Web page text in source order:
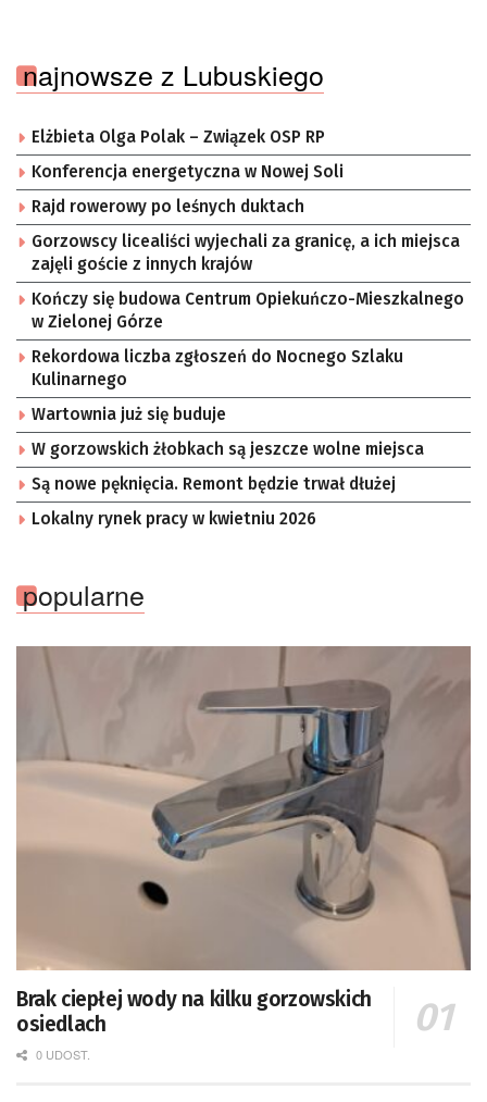
najnowsze z Lubuskiego
Elżbieta Olga Polak – Związek OSP RP
Konferencja energetyczna w Nowej Soli
Rajd rowerowy po leśnych duktach
Gorzowscy licealiści wyjechali za granicę, a ich miejsca
zajęli goście z innych krajów
Kończy się budowa Centrum Opiekuńczo-Mieszkalnego
w Zielonej Górze
Rekordowa liczba zgłoszeń do Nocnego Szlaku
Kulinarnego
Wartownia już się buduje
W gorzowskich żłobkach są jeszcze wolne miejsca
Są nowe pęknięcia. Remont będzie trwał dłużej
Lokalny rynek pracy w kwietniu 2026
popularne
Brak ciepłej wody na kilku gorzowskich
osiedlach
0 UDOST.